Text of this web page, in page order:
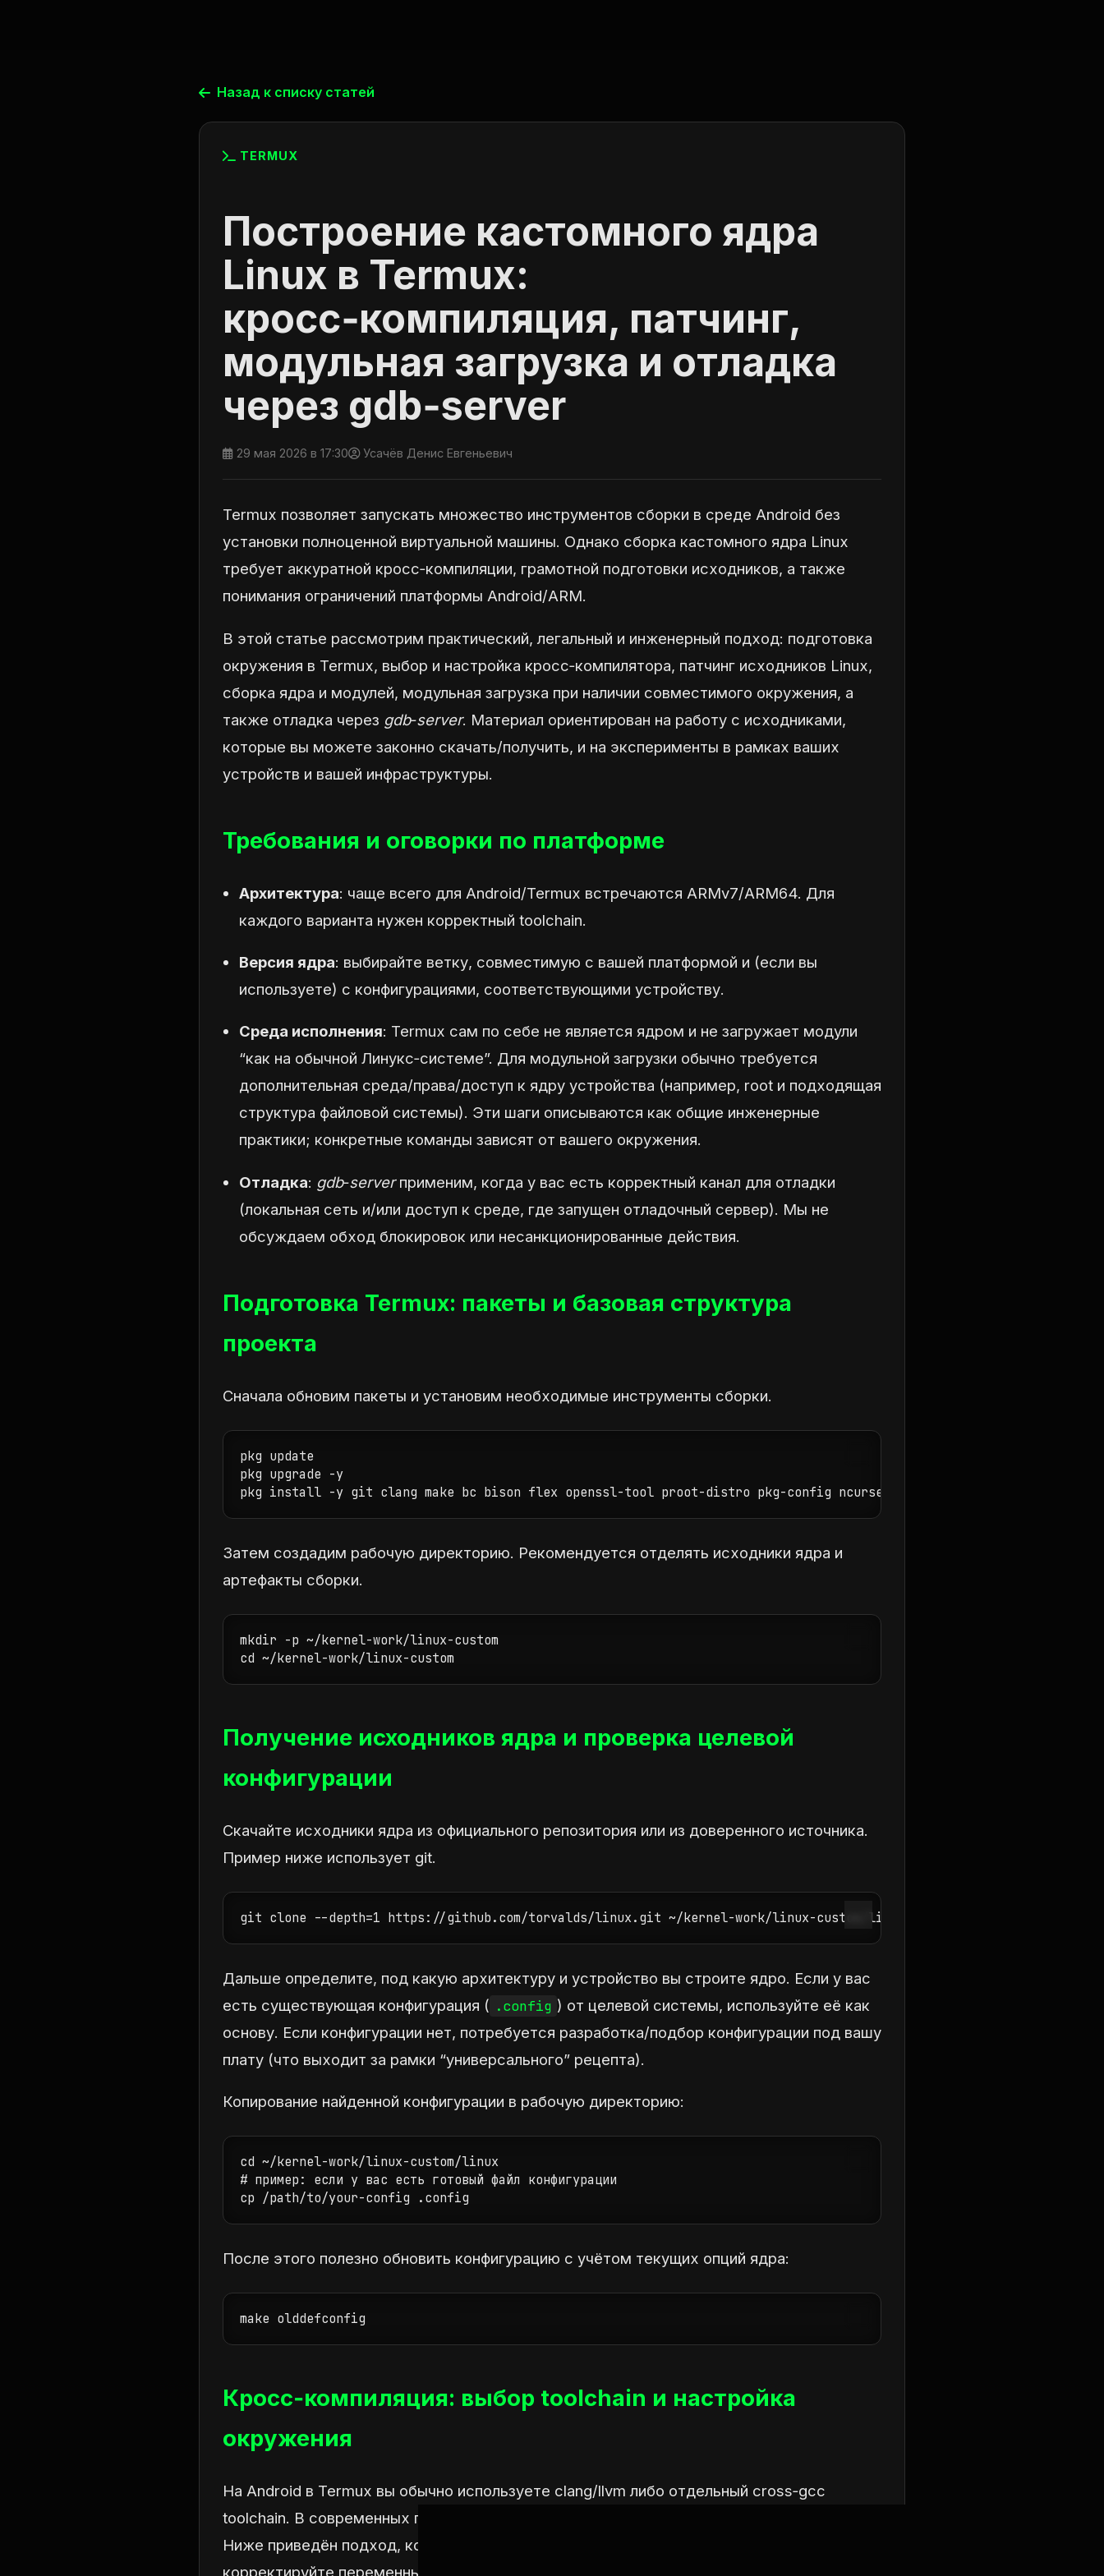
Назад к списку статей
TERMUX
Построение кастомного ядра
Linux в Termux:
кросс‑компиляция, патчинг,
модульная загрузка и отладка
через gdb‑server
29 мая 2026 в 17:30 Усачёв Денис Евгеньевич
Termux позволяет запускать множество инструментов сборки в среде Android без
установки полноценной виртуальной машины. Однако сборка кастомного ядра Linux
требует аккуратной кросс‑компиляции, грамотной подготовки исходников, а также
понимания ограничений платформы Android/ARM.
В этой статье рассмотрим практический, легальный и инженерный подход: подготовка
окружения в Termux, выбор и настройка кросс‑компилятора, патчинг исходников Linux,
сборка ядра и модулей, модульная загрузка при наличии совместимого окружения, а
также отладка через gdb‑server. Материал ориентирован на работу с исходниками,
которые вы можете законно скачать/получить, и на эксперименты в рамках ваших
устройств и вашей инфраструктуры.
Требования и оговорки по платформе
Архитектура: чаще всего для Android/Termux встречаются ARMv7/ARM64. Для
каждого варианта нужен корректный toolchain.
Версия ядра: выбирайте ветку, совместимую с вашей платформой и (если вы
используете) с конфигурациями, соответствующими устройству.
Среда исполнения: Termux сам по себе не является ядром и не загружает модули
“как на обычной Линукс‑системе”. Для модульной загрузки обычно требуется
дополнительная среда/права/доступ к ядру устройства (например, root и подходящая
структура файловой системы). Эти шаги описываются как общие инженерные
практики; конкретные команды зависят от вашего окружения.
Отладка: gdb‑serverприменим, когда у вас есть корректный канал для отладки
(локальная сеть и/или доступ к среде, где запущен отладочный сервер). Мы не
обсуждаем обход блокировок или несанкционированные действия.
Подготовка Termux: пакеты и базовая структура
проекта
Сначала обновим пакеты и установим необходимые инструменты сборки.
pkg update
pkg upgrade -y
pkg install -y git clang make bc bison flex openssl-tool proot-distro pkg-config ncurses-utils
Затем создадим рабочую директорию. Рекомендуется отделять исходники ядра и
артефакты сборки.
mkdir -p ~/kernel-work/linux-custom
cd ~/kernel-work/linux-custom
Получение исходников ядра и проверка целевой
конфигурации
Скачайте исходники ядра из официального репозитория или из доверенного источника.
Пример ниже использует git.
git clone --depth=1 https://github.com/torvalds/linux.git ~/kernel-work/linux-custom/linux
Дальше определите, под какую архитектуру и устройство вы строите ядро. Если у вас
есть существующая конфигурация ( .config ) от целевой системы, используйте её как
основу. Если конфигурации нет, потребуется разработка/подбор конфигурации под вашу
плату (что выходит за рамки “универсального” рецепта).
Копирование найденной конфигурации в рабочую директорию:
cd ~/kernel-work/linux-custom/linux
# пример: если у вас есть готовый файл конфигурации
cp /path/to/your-config .config
После этого полезно обновить конфигурацию с учётом текущих опций ядра:
make olddefconfig
Кросс‑компиляция: выбор toolchain и настройка
окружения
На Android в Termux вы обычно используете clang/llvm либо отдельный cross‑gcc
toolchain. В современных процессах сборки ядра часто удобно использовать
Ниже приведён подход, который обычно хорошо работает, но при необходимости
корректируйте переменные под вашу архитектуру.